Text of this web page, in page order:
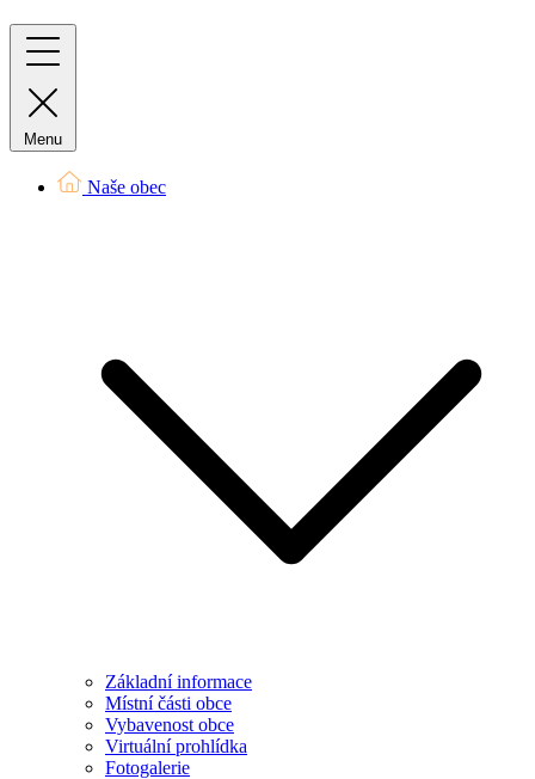
Menu
Naše obec
Základní informace
Místní části obce
Vybavenost obce
Virtuální prohlídka
Fotogalerie